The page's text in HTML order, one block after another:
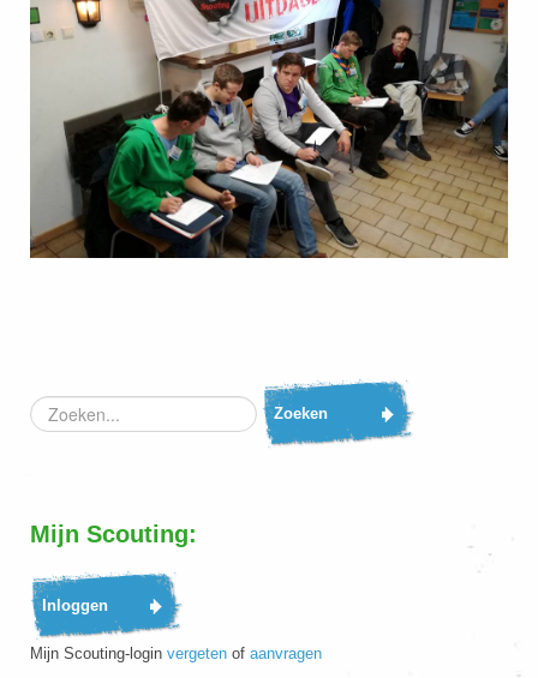
Zoeken
Mijn Scouting:
Mijn Scouting-login vergeten of aanvragen